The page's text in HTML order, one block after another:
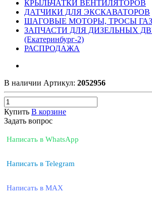
КРЫЛЬЧАТКИ ВЕНТИЛЯТОРОВ
ДАТЧИКИ ДЛЯ ЭКСКАВАТОРОВ
ШАГОВЫЕ МОТОРЫ, ТРОСЫ
ЗАПЧАСТИ ДЛЯ ДИЗЕЛЬНЫХ
(Екатеринбург-2)
РАСПРОДАЖА
В наличии Артикул: 2052956
Купить В корзине
Задать вопрос
Написать в WhatsApp
Написать в Telegram
Написать в MAX